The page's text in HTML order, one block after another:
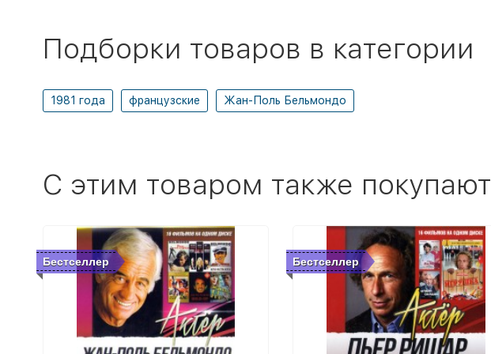
Подборки товаров в категории
1981 года французские Жан-Поль Бельмондо
C этим товаром также покупают
Бестселлер Бестселлер